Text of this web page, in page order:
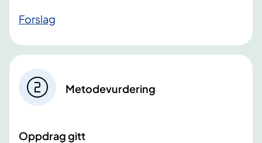
​Forslag
Metodevurdering
Oppdrag gitt